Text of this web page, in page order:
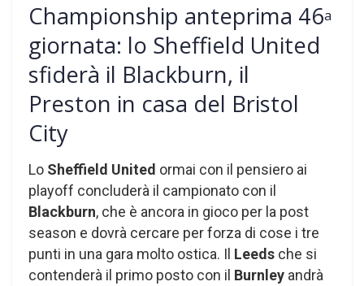
Championship anteprima 46a
giornata: lo Sheffield United
sfiderà il Blackburn, il
Preston in casa del Bristol
City
Lo Sheffield United ormai con il pensiero ai
playoff concluderà il campionato con il
Blackburn, che è ancora in gioco per la post
season e dovrà cercare per forza di cose i tre
punti in una gara molto ostica. Il Leeds che si
contenderà il primo posto con il Burnley andrà